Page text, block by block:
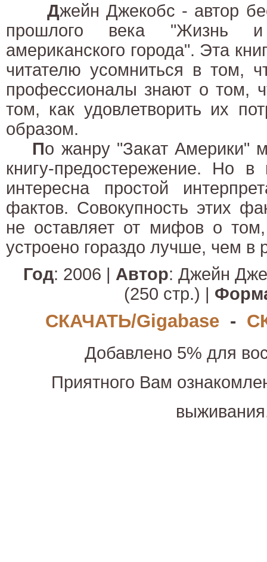
Джейн Джекобс - автор
прошлого века "Жизнь и
американского города". Эта
читателю усомниться в том,
профессионалы знают о том,
том, как удовлетворить их
образом.
По жанру "Закат Америки"
книгу-предостережение. Но
интересна простой
фактов. Совокупность этих
не оставляет от мифов о
устроено гораздо лучше, чем в
Год: 2006 | Автор: Джейн
(250 стр.) |
СКАЧАТЬ/Gigabase-
Добавлено 5% для
Приятного Вам